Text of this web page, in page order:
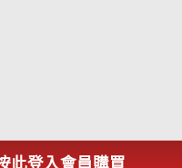
此登入會員購買